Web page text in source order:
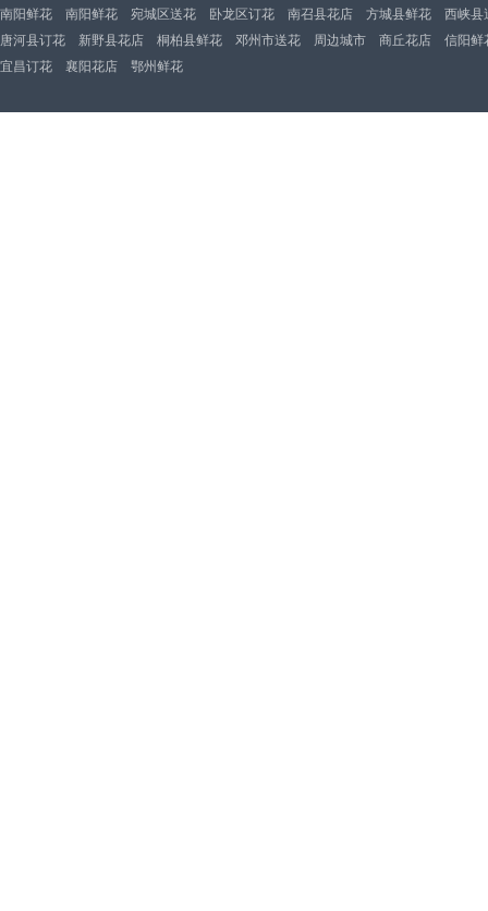
南阳鲜花 南阳鲜花 宛城区送花 卧龙区订花 南召县花店 方城县鲜花
西峡县
唐河县订花
新野县花店 桐柏县鲜花 邓州市送花 周边城市 商丘花店
信阳鲜
宜昌订花
襄阳花店 鄂州鲜花